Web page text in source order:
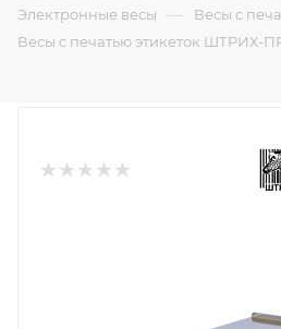
Электронные весы — Весы с
Весы с печатью этикеток ШТРИХ-